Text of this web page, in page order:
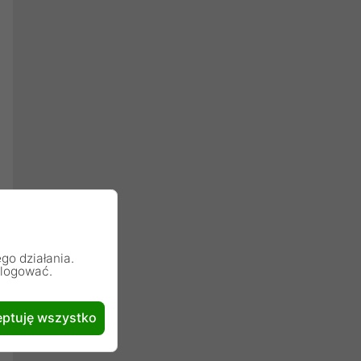
działania.
wszystko